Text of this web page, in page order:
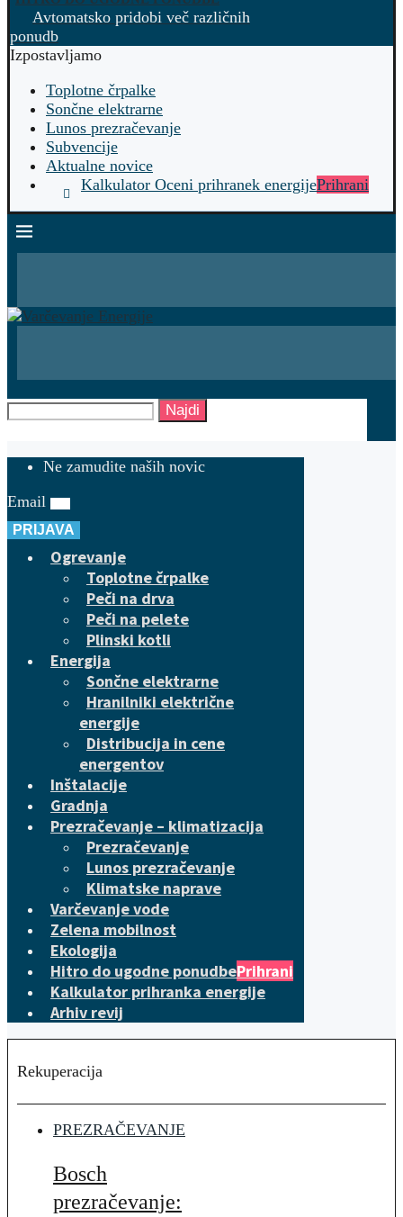
Avtomatsko pridobi več različnih
ponudb
Izpostavljamo
Toplotne črpalke
Sončne elektrarne
Lunos prezračevanje
Subvencije
Aktualne novice
Kalkulator Oceni prihranek energijePrihrani
Najdi
Ne zamudite naših novic
Email
PRIJAVA
Ogrevanje
Toplotne črpalke
Peči na drva
Peči na pelete
Plinski kotli
Energija
Sončne elektrarne
Hranilniki električne
energije
Distribucija in cene
energentov
Inštalacije
Gradnja
Prezračevanje – klimatizacija
Prezračevanje
Lunos prezračevanje
Klimatske naprave
Varčevanje vode
Zelena mobilnost
Ekologija
Hitro do ugodne ponudbePrihrani
Kalkulator prihranka energije
Arhiv revij
Rekuperacija
PREZRAČEVANJE
Bosch
prezračevanje: